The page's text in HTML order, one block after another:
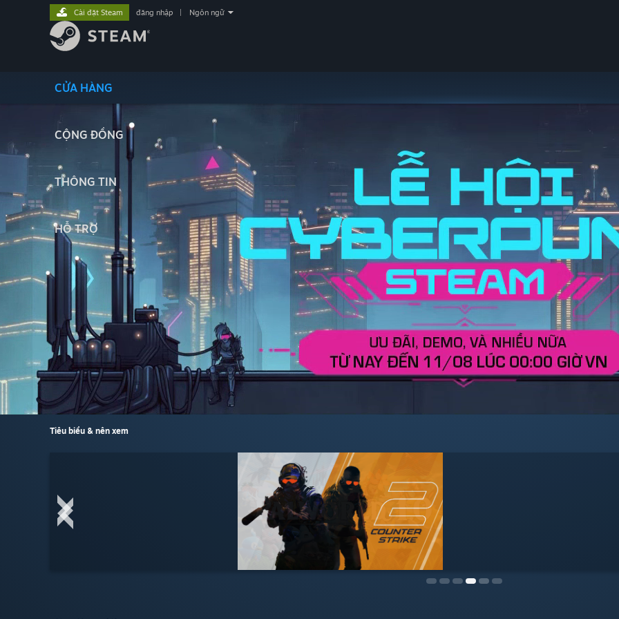
CỬA HÀNG
CỘNG ĐỒNG
THÔNG TIN
HỖ TRỢ
Cài đặt Steam đăng nhập Ngôn ngữ
Tiêu biểu & nên xem